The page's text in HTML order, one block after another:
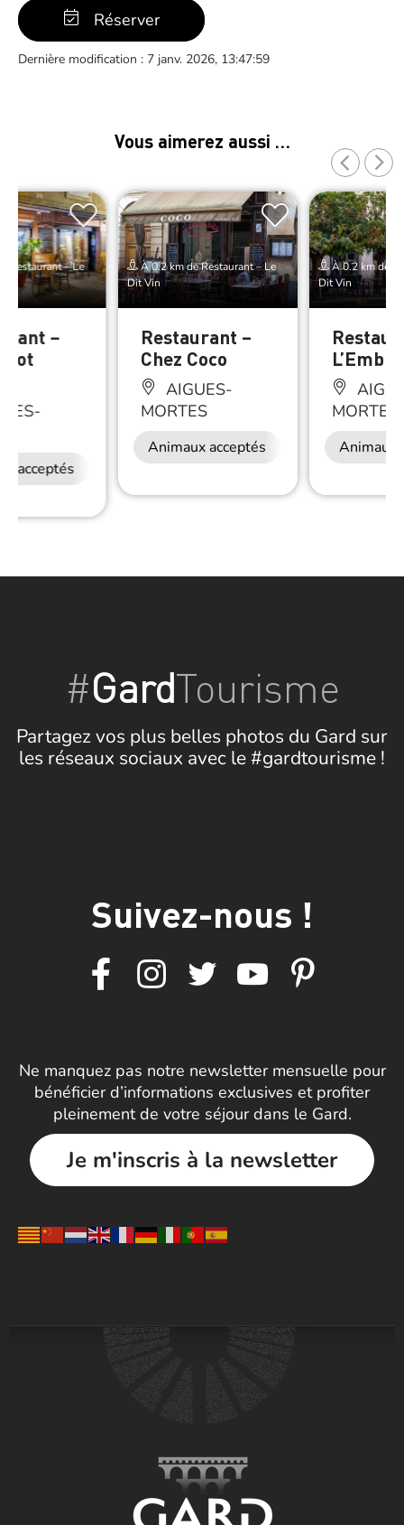
Réserver
Dernière modification : 7 janv. 2026, 13:47:59
Vous aimerez aussi …
Restaurant – Le
–
acceptés Restauration
À 0.2 km de Restaurant – Le
Dit Vin
Restaurant –
Chez Coco
AIGUES-
MORTES
Animaux acceptés
À 0.2 km de
Dit Vin
MORTES
Animaux
#GardTourisme
Partagez vos plus belles photos du Gard sur
les réseaux sociaux avec le #gardtourisme !
Suivez-nous !
Ne manquez pas notre newsletter mensuelle pour
bénéficier d’informations exclusives et profiter
pleinement de votre séjour dans le Gard.
Je m'inscris à la newsletter